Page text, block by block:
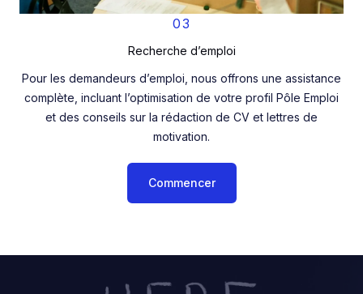
03
Recherche d’emploi
Pour les demandeurs d’emploi, nous offrons une assistance
complète, incluant l’optimisation de votre profil Pôle Emploi
et des conseils sur la rédaction de CV et lettres de
motivation.
Commencer